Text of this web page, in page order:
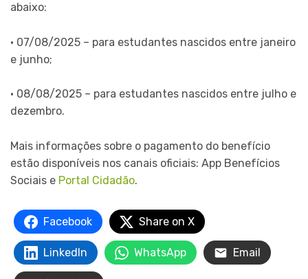
abaixo:
• 07/08/2025 – para estudantes nascidos entre janeiro
e junho;
• 08/08/2025 – para estudantes nascidos entre julho e
dezembro.
Mais informações sobre o pagamento do benefício
estão disponíveis nos canais oficiais: App Benefícios
Sociais e Portal Cidadão.
Facebook Share on X
LinkedIn WhatsApp Email